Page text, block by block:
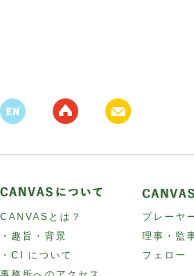
CANVASとは？
・趣旨・背景
・CI について
プレーヤ
理事・監
フェロー